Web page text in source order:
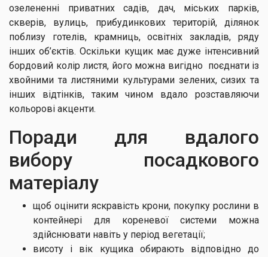
озелененні приватних садів, дач, міських парків,
скверів, вулиць, прибудинкових територій, ділянок
поблизу готелів, крамниць, освітніх закладів, ряду
інших об’єктів. Оскільки кущик має дуже інтенсивний
бордовий колір листя, його можна вигідно поєднати із
хвойними та листяними культурами зелених, сизих та
інших відтінків, таким чином вдало розставляючи
кольорові акценти.
Поради для вдалого
вибору посадкового
матеріалу
щоб оцінити яскравість крони, покупку рослини в
контейнері для кореневої системи можна
здійснювати навіть у період вегетації;
висоту і вік кущика обирають відповідно до